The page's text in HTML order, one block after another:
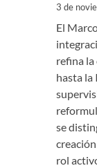
3 de
El
refina la
hasta la
se
rol